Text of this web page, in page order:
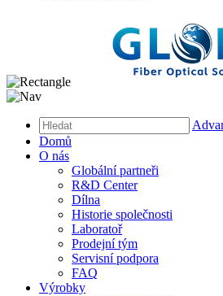
Domů
O nás
Globální partneři
R&D Center
Dílna
Historie společnosti
Laboratoř
Prodejní tým
Servisní podpora
FAQ
Výrobky